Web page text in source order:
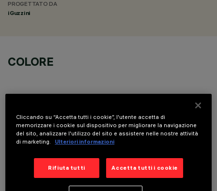
PROGETTATO DA
iGuzzini
COLORE
COMPONENTI OPZIONALI
Cliccando su “Accetta tutti i cookie”, l'utente accetta di
memorizzare i cookie sul dispositivo per migliorare la navigazione
del sito, analizzare l'utilizzo del sito e assistere nelle nostre attività
di marketing.
Ulteriori informazioni
Rifiuta tutti Accetta tutti i cookie